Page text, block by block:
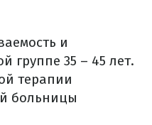
и
группе 35 – 45 лет.
терапии
больницы